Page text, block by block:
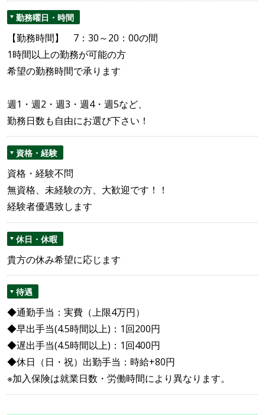
勤務曜日・時間
【勤務時間】 7：30～20：00の間
1時間以上の勤務が可能の方
希望の勤務時間で承ります
週1・週2・週3・週4・週5など、
勤務日数も自由にお選び下さい！
資格・経験
資格・経験不問
無資格、未経験の方、大歓迎です！！
経験者優遇致します
休日・休暇
貴方の休み希望に応じます
待遇
◆通勤手当：実費（上限4万円）
◆早出手当(4.5時間以上)：1回200円
◆遅出手当(4.5時間以上)：1回400円
◆休日（日・祝）出勤手当：時給+80円
※加入保険は就業日数・労働時間により異なります。